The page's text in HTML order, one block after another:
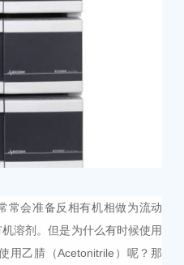
常会准备反相有机相做为流动
溶剂。但是为什么有时候使用
用乙腈（Acetonitrile）呢？那